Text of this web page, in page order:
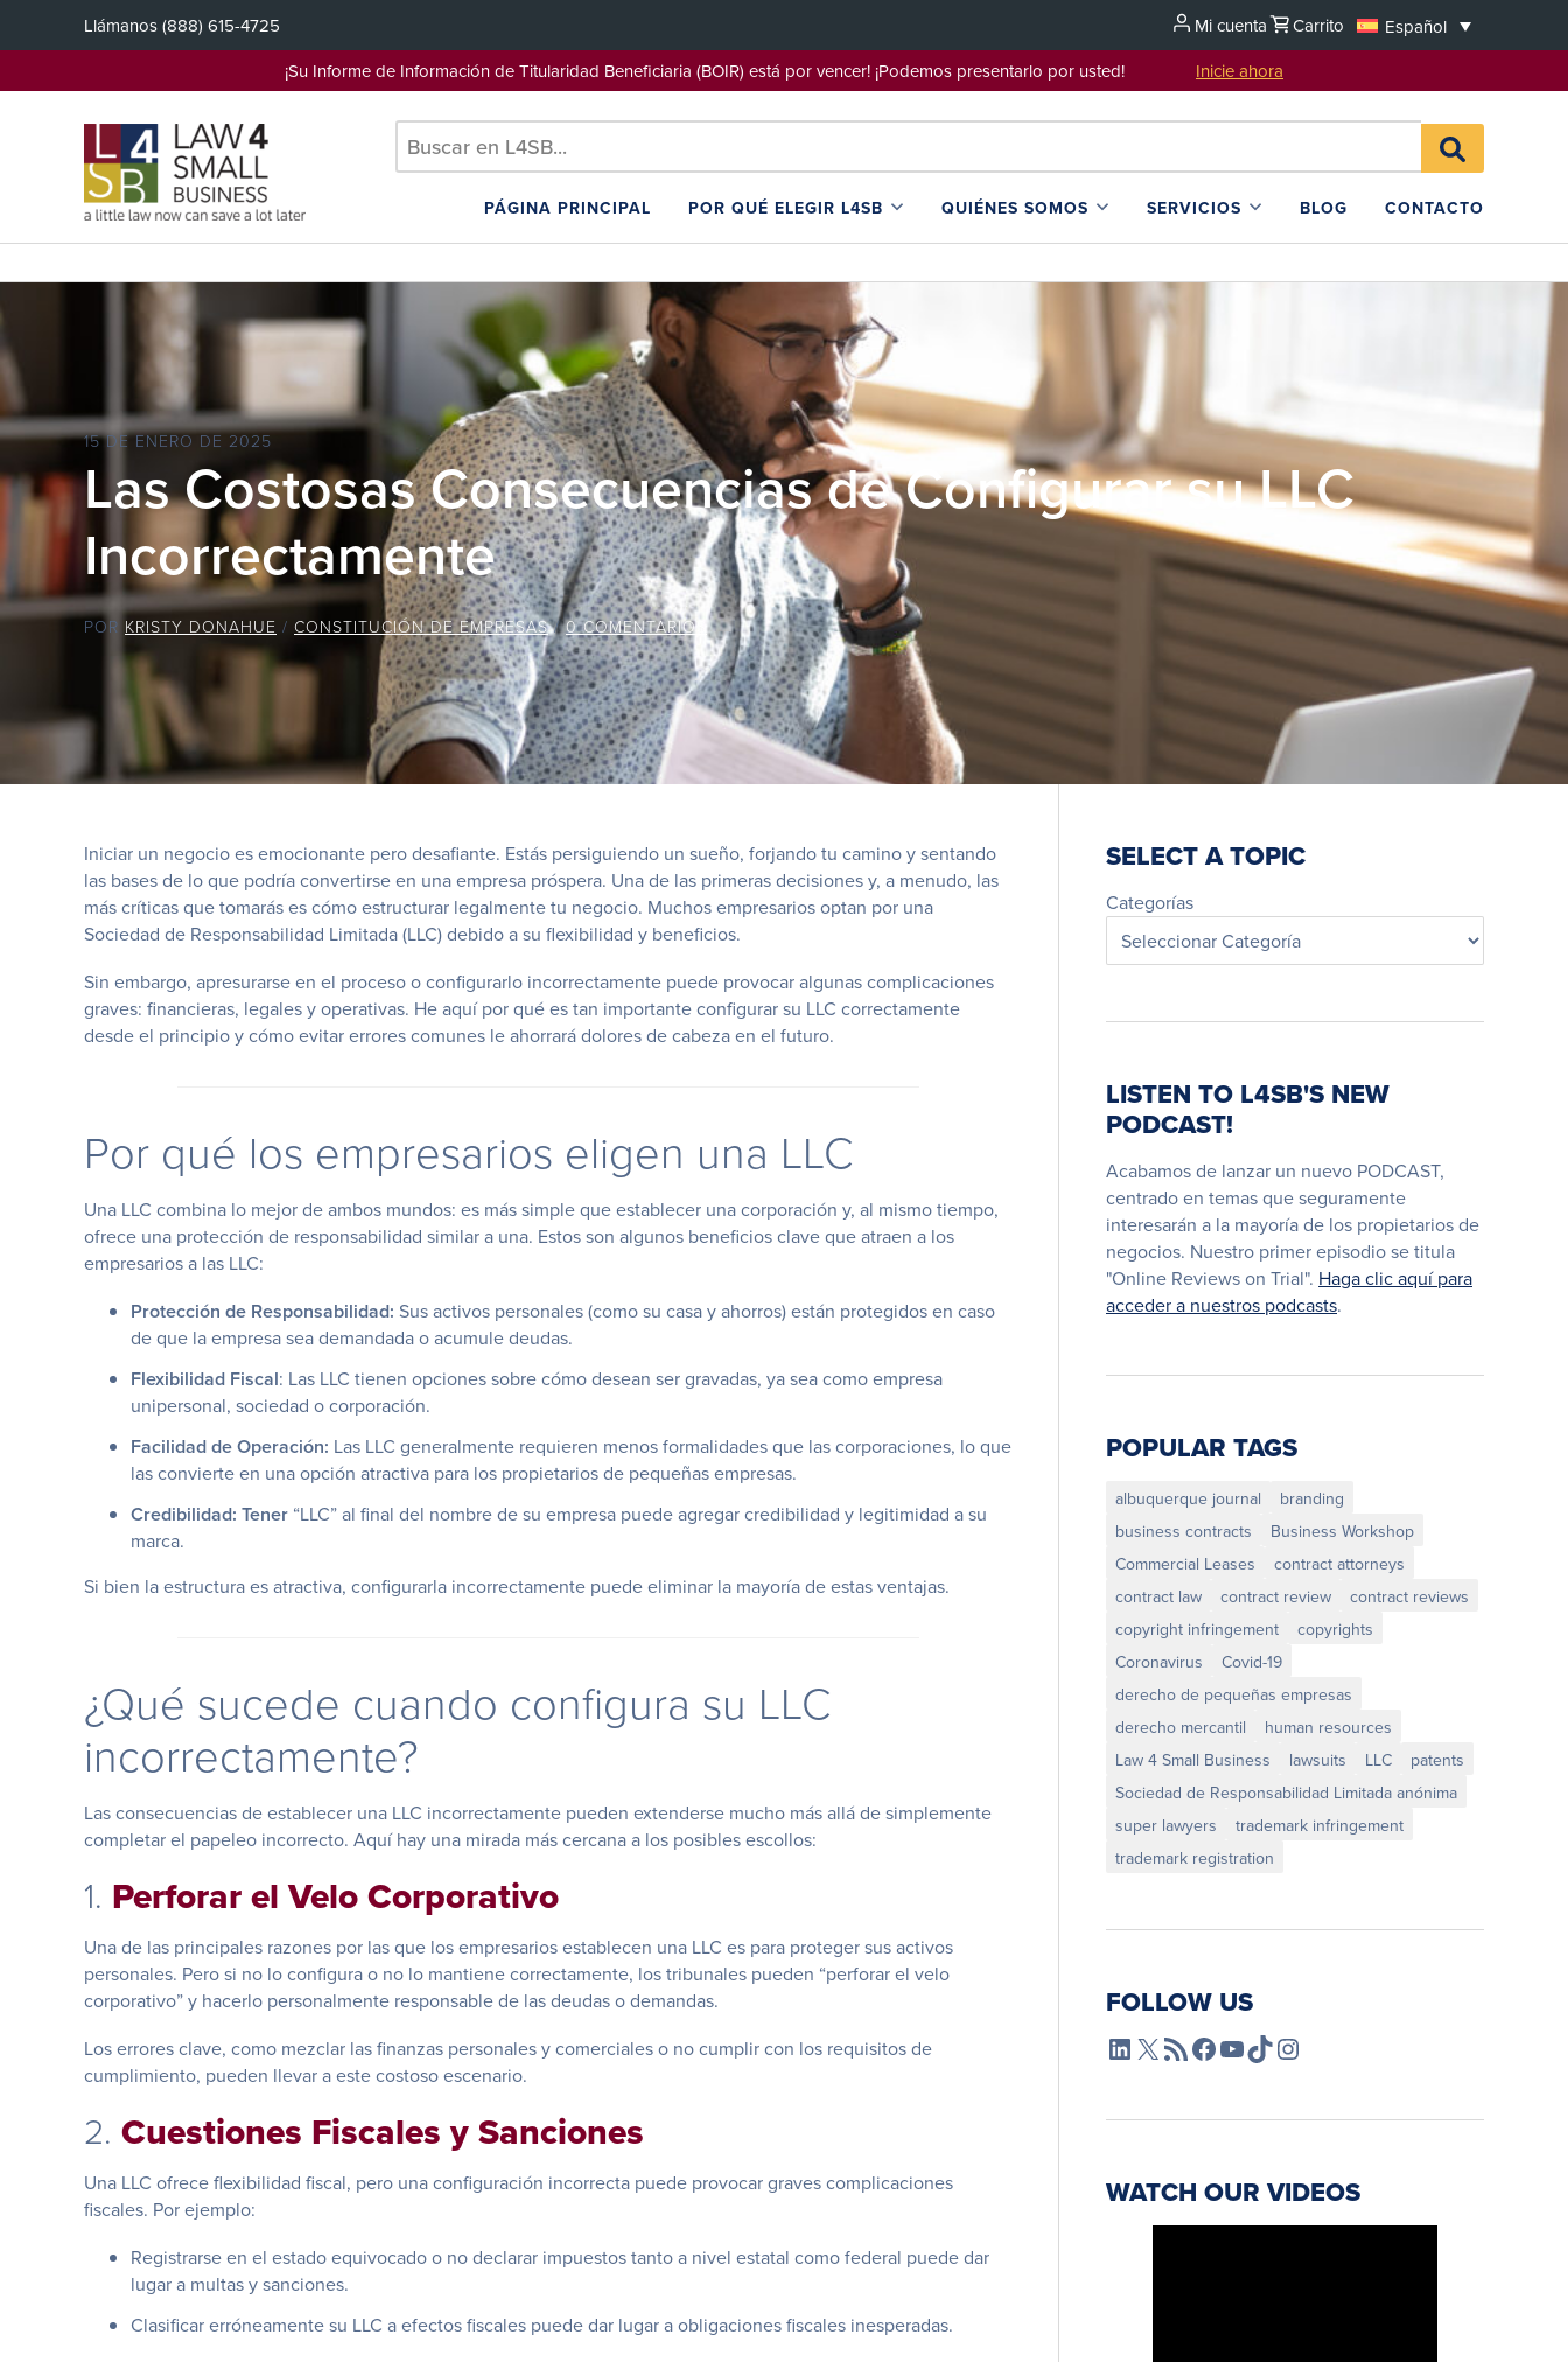
Llámanos(888) 615-4725 Mi cuenta Carrito
Español
¡Su Informe de Información de Titularidad Beneficiaria (BOIR) está por vencer! ¡Podemos presentarlo por usted! Inicie ahora
Search
for:BUSCAR
EN
PÁGINA PRINCIPAL POR QUÉ ELEGIR L4SB QUIÉNES SOMOS SERVICIOS BLOG CONTACTO
15 DE ENERO DE 2025
Las Costosas Consecuencias de Configurar su LLC
Incorrectamente
POR KRISTY DONAHUE / CONSTITUCIÓN DE EMPRESAS/0 COMENTARIOS
Iniciar un negocio es emocionante pero desafiante. Estás persiguiendo un sueño, forjando tu camino y sentando
las bases de lo que podría convertirse en una empresa próspera. Una de las primeras decisiones y, a menudo, las
más críticas que tomarás es cómo estructurar legalmente tu negocio. Muchos empresarios optan por una
Sociedad de Responsabilidad Limitada (LLC) debido a su flexibilidad y beneficios.
Sin embargo, apresurarse en el proceso o configurarlo incorrectamente puede provocar algunas complicaciones
graves: financieras, legales y operativas. He aquí por qué es tan importante configurar su LLC correctamente
desde el principio y cómo evitar errores comunes le ahorrará dolores de cabeza en el futuro.
Por qué los empresarios eligen una LLC
Una LLC combina lo mejor de ambos mundos: es más simple que establecer una corporación y, al mismo tiempo,
ofrece una protección de responsabilidad similar a una. Estos son algunos beneficios clave que atraen a los
empresarios a las LLC:
Protección de Responsabilidad: Sus activos personales (como su casa y ahorros) están protegidos en caso
de que la empresa sea demandada o acumule deudas.
Flexibilidad Fiscal: Las LLC tienen opciones sobre cómo desean ser gravadas, ya sea como empresa
unipersonal, sociedad o corporación.
Facilidad de Operación: Las LLC generalmente requieren menos formalidades que las corporaciones, lo que
las convierte en una opción atractiva para los propietarios de pequeñas empresas.
Credibilidad: Tener “LLC” al final del nombre de su empresa puede agregar credibilidad y legitimidad a su
marca.
Si bien la estructura es atractiva, configurarla incorrectamente puede eliminar la mayoría de estas ventajas.
¿Qué sucede cuando configura su LLC
incorrectamente?
Las consecuencias de establecer una LLC incorrectamente pueden extenderse mucho más allá de simplemente
completar el papeleo incorrecto. Aquí hay una mirada más cercana a los posibles escollos:
1. Perforar el Velo Corporativo
Una de las principales razones por las que los empresarios establecen una LLC es para proteger sus activos
personales. Pero si no lo configura o no lo mantiene correctamente, los tribunales pueden “perforar el velo
corporativo” y hacerlo personalmente responsable de las deudas o demandas.
Los errores clave, como mezclar las finanzas personales y comerciales o no cumplir con los requisitos de
cumplimiento, pueden llevar a este costoso escenario.
2. Cuestiones Fiscales y Sanciones
Una LLC ofrece flexibilidad fiscal, pero una configuración incorrecta puede provocar graves complicaciones
fiscales. Por ejemplo:
Registrarse en el estado equivocado o no declarar impuestos tanto a nivel estatal como federal puede dar
lugar a multas y sanciones.
Clasificar erróneamente su LLC a efectos fiscales puede dar lugar a obligaciones fiscales inesperadas.
SELECT A TOPIC
Categorías
LISTEN TO L4SB'S NEW
PODCAST!
Acabamos de lanzar un nuevo PODCAST,
centrado en temas que seguramente
interesarán a la mayoría de los propietarios de
negocios. Nuestro primer episodio se titula
"Online Reviews on Trial". Haga clic aquí para
acceder a nuestros podcasts.
POPULAR TAGS
albuquerque journal
branding
business contracts
Business Workshop
Commercial Leases
contract attorneys
contract law
contract review
contract reviews
copyright infringement
copyrights
Coronavirus
Covid-19
derecho de pequeñas empresas
derecho mercantil
human resources
Law 4 Small Business
lawsuits LLC
patents
Sociedad de Responsabilidad Limitada anónima
super lawyers
trademark infringement
trademark registration
FOLLOW US
L4SB LinkedIn
X L4SB RSS FeedL4SB Facebook
L4SB YouTube
TikTokInstagram
WATCH OUR VIDEOS